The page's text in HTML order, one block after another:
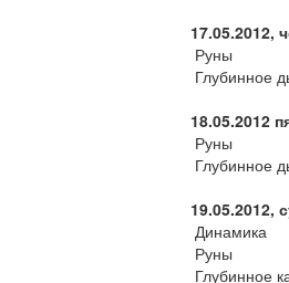
17.05.2012,
Глубинное
18.05.2012
Руны
Глубинное
19.05.2012,
Руны
Глубинное